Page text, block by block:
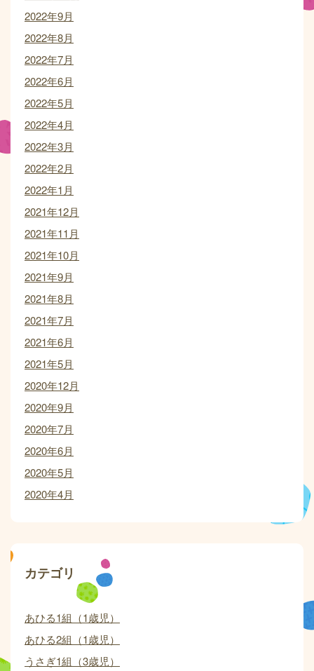
2022年9月
2022年8月
2022年7月
2022年6月
2022年5月
2022年4月
2022年3月
2022年2月
2022年1月
2021年12月
2021年11月
2021年10月
2021年9月
2021年8月
2021年7月
2021年6月
2021年5月
2020年12月
2020年9月
2020年7月
2020年6月
2020年5月
2020年4月
カテゴリ
あひる1組（1歳児）
あひる2組（1歳児）
うさぎ1組（3歳児）